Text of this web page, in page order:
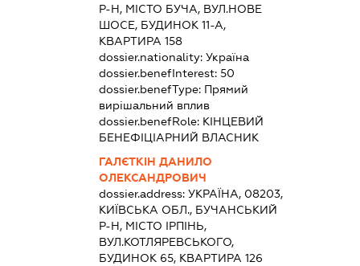
Р-Н, МІСТО БУЧА, ВУЛ.НОВЕ
ШОСЕ, БУДИНОК 11-А,
КВАРТИРА 158
dossier.nationality: Україна
dossier.benefInterest: 50
dossier.benefType: Прямий
вирішальний вплив
dossier.benefRole: КІНЦЕВИЙ
БЕНЕФІЦІАРНИЙ ВЛАСНИК
ГАЛЄТКІН ДАНИЛО
ОЛЕКСАНДРОВИЧ
dossier.address: УКРАЇНА, 08203,
КИЇВСЬКА ОБЛ., БУЧАНСЬКИЙ
Р-Н, МІСТО ІРПІНЬ,
ВУЛ.КОТЛЯРЕВСЬКОГО,
БУДИНОК 65, КВАРТИРА 126